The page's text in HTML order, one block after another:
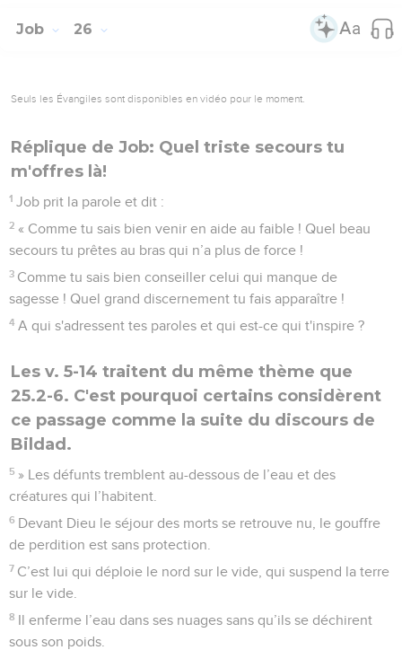
Job 26
Seuls les Évangiles sont disponibles en vidéo pour le moment.
Réplique de Job: Quel triste secours tu
m'offres là!
1 Job prit la parole et dit :
2 « Comme tu sais bien venir en aide au faible ! Quel beau
secours tu prêtes au bras qui n’a plus de force !
3 Comme tu sais bien conseiller celui qui manque de
sagesse ! Quel grand discernement tu fais apparaître !
4 A qui s'adressent tes paroles et qui est-ce qui t'inspire ?
Les v. 5-14 traitent du même thème que
25.2-6. C'est pourquoi certains considèrent
ce passage comme la suite du discours de
Bildad.
5 » Les défunts tremblent au-dessous de l’eau et des
créatures qui l’habitent.
6 Devant Dieu le séjour des morts se retrouve nu, le gouffre
de perdition est sans protection.
7 C’est lui qui déploie le nord sur le vide, qui suspend la terre
sur le vide.
8 Il enferme l’eau dans ses nuages sans qu’ils se déchirent
sous son poids.